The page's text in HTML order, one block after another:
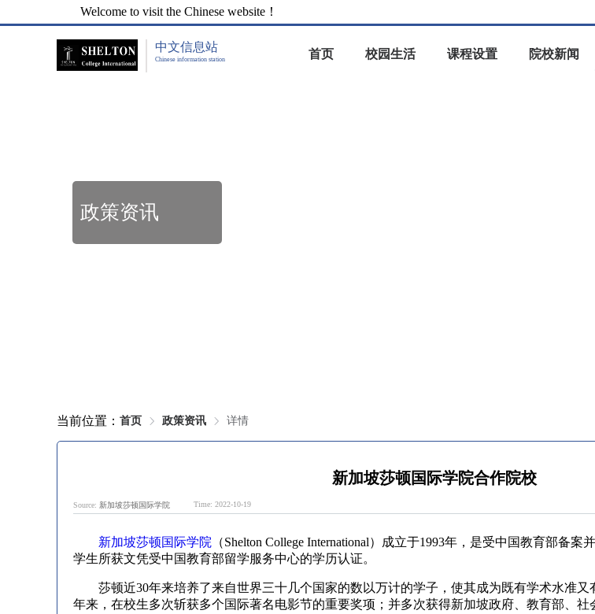
Welcome to visit the Chinese website！
中文信息站
Chinese information station 首页 校园生活 课程设置 院校新闻
政策资讯
当前位置： 首页 政策资讯 详情
新加坡莎顿国际学院合作院校
Source: 新加坡莎顿国际学院 Time: 2022-10-19
新加坡莎顿国际学院 （Shelton College International）成立于1993年，是受中国教育部备案
学生所获文凭受中国教育部留学服务中心的学历认证。
莎顿近30年来培养了来自世界三十几个国家的数以万计的学子，使其成为既有学术水准又
年来，在校生多次斩获多个国际著名电影节的重要奖项；并多次获得新加坡政府、教育部、社